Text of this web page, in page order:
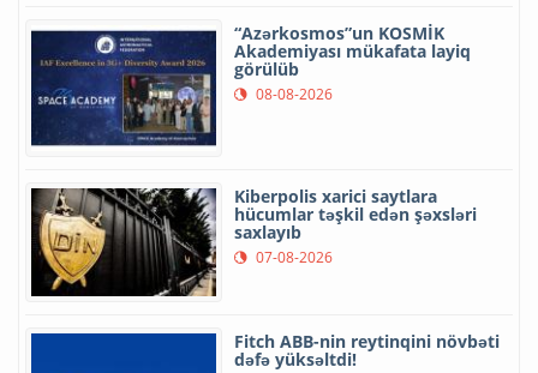
“Azərkosmos”un KOSMİK
Akademiyası mükafata layiq
görülüb
08-08-2026
Kiberpolis xarici saytlara
hücumlar təşkil edən şəxsləri
saxlayıb
07-08-2026
Fitch ABB-nin reytinqini növbəti
dəfə yüksəltdi!